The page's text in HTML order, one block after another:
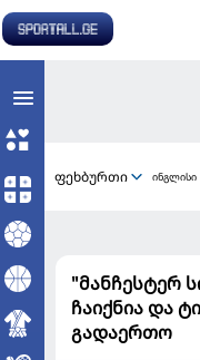
ფეხბურთი ინგლისი
"მანჩესტერ
ჩაიქნია და
გადაერთო